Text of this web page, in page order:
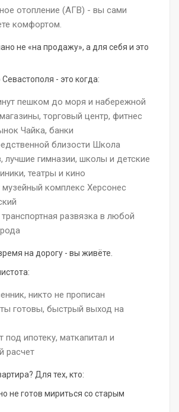
отопление (АГВ) - вы сами
комфортом.
не «на продажу», а для себя и это
- это когда:
пешком до моря и набережной
торговый центр, фитнес
Чайка, банки
близости Школа
лучшие гимназии, школы и детские
театры и кино
музейный комплекс Херсонес
развязка в любой
на дорогу - вы живёте.
никто не прописан
готовы, быстрый выход на
под ипотеку, маткапитал и
расчет
Для тех, кто:
не готов мириться со старым